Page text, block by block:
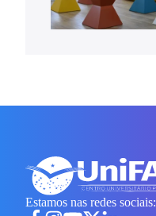
Estamos nas redes sociais: